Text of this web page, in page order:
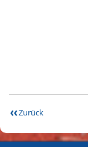
Zurück